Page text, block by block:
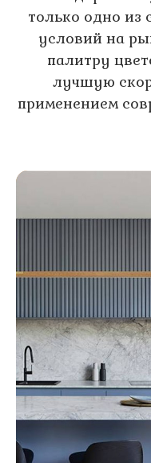
только одно из
условий на
палитру
лучшую
применением